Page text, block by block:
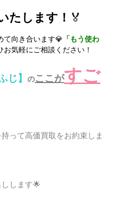
たします！ 🏅
て向き合います💎 「もう使わ
お気軽にご相談ください！
じ】 のここがすご
って高価買取をお約束しま
します🌟